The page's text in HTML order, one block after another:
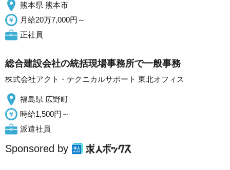
熊本県 熊本市
月給20万7,000円～
正社員
総合建設会社の統括現場事務所で一般事務
株式会社アクト・テクニカルサポート 東北オフィス
福島県 広野町
時給1,500円～
派遣社員
Sponsored by